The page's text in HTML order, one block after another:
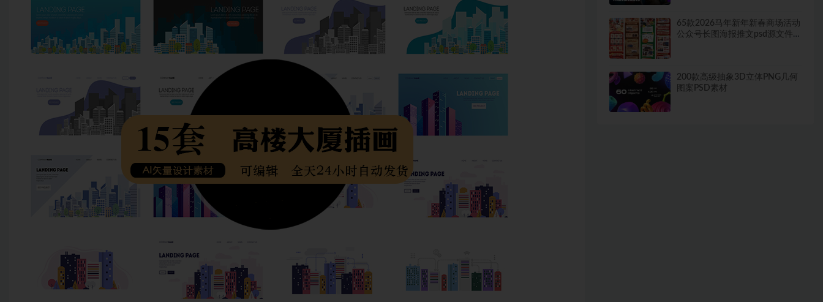
65款2026马年新年新春商场活动
公众号长图海报推文psd源文件
200款高级抽象3D立体PNG几何
图案PSD素材